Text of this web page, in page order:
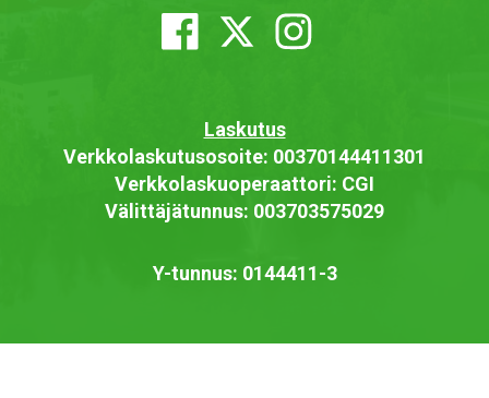
Laskutus
Verkkolaskutusosoite: 00370144411301
Verkkolaskuoperaattori: CGI
Välittäjätunnus: 003703575029
Y-tunnus: 0144411-3